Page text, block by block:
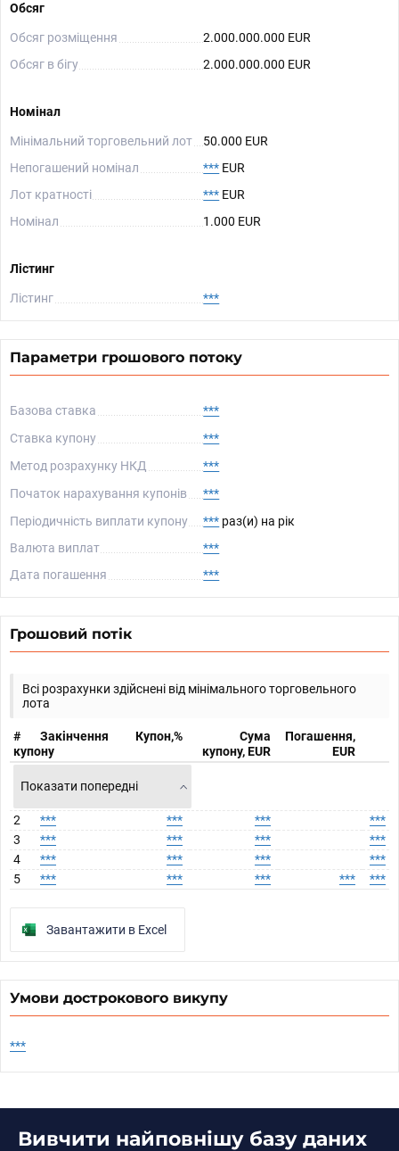
Обсяг
Обсяг розміщення
2.000.000.000 EUR
Обсяг в бігу
2.000.000.000 EUR
Номінал
Мінімальний торговельний лот
50.000 EUR
Непогашений номінал
*** EUR
Лот кратності
*** EUR
Номінал
1.000 EUR
Лістинг
Лістинг ***
Параметри грошового потоку
Базова ставка
***
Ставка купону
***
Метод розрахунку НКД
***
Початок нарахування купонів
***
Періодичність виплати купону
*** раз(и) на рік
Валюта виплат
***
Дата погашення
***
Грошовий потік
Всі розрахунки здійснені від мінімального торговельного
лота
#
Закінчення
купону
Купон,%
Сума
купону, EUR
Погашення,
EUR
Показати попередні
2 *** *** ***
***
3
*** *** ***
***
4
*** *** ***
***
5
*** *** *** *** ***
Завантажити в Excel
Умови дострокового викупу
***
Вивчити найповнішу базу даних